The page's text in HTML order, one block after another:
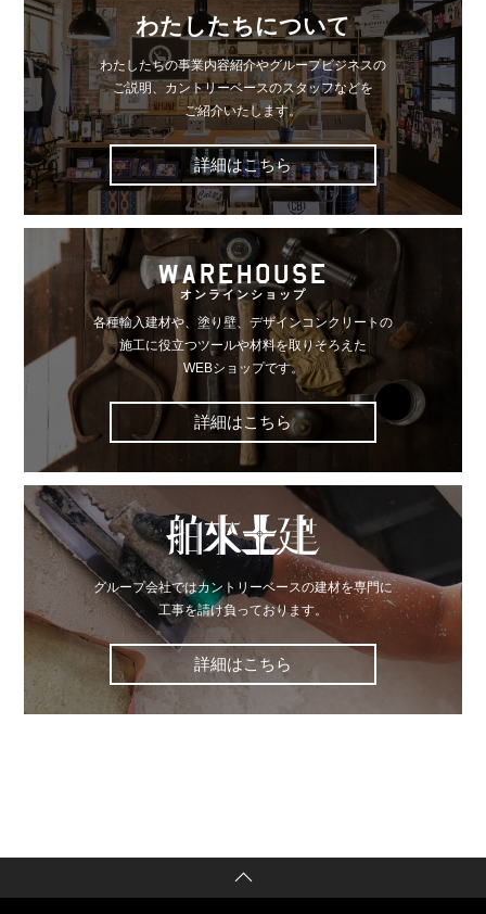
わたしたちについて
わたしたちの事業内容紹介やグループビジネスの
ご説明、 カントリーベースのスタッフなどを
ご紹介いたします。
詳細はこちら
WAREHOUSE
オンラインショップ
各種輸入建材や、塗り壁、デザインコンクリートの
施工に役立つツールや材料を取りそろえた
WEBショップです。
詳細はこちら
グループ会社ではカントリーベースの建材を専門に
工事を請け負っております。
詳細はこちら